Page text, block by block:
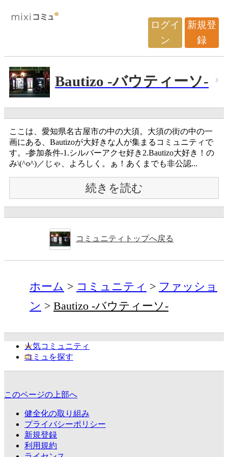
ログイ
ン
新規登
録
Bautizo -バウティーソ-
ここは、愛知県名古屋市の中の大須。大須の街の中の一
画にある、Bautizoが大好きな人が集まるコミュニティで
す。-参加条件-1.シルバーアクセ好き2.Bautizo大好き！の
み\(^o^)／じゃ、よろしく。ぁ！あくまでも非公認...
続きを読む
コミュニティトップへ戻る
ホーム コミュニティ
ファッショ
ン
Bautizo -バウティーソ-
人気コミュニティ
コミュを探す
このページの上部へ
健全化の取り組み
プライバシーポリシー
新規登録
利用規約